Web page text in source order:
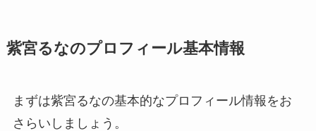
紫宮るなのプロフィール基本情報
まずは紫宮るなの基本的なプロフィール情報をお
さらいしましょう。